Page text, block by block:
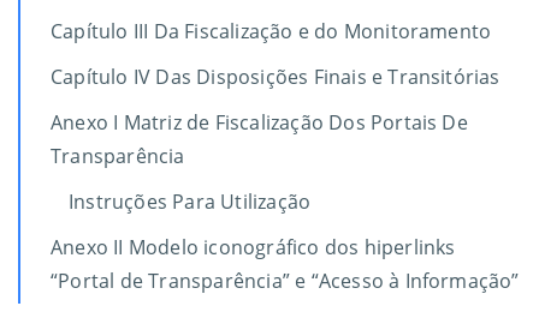
Capítulo III Da Fiscalização e do Monitoramento
Capítulo IV Das Disposições Finais e Transitórias
Anexo I Matriz de Fiscalização Dos Portais De
Transparência
Instruções Para Utilização
Anexo II Modelo iconográfico dos hiperlinks
“Portal de Transparência” e “Acesso à Informação”